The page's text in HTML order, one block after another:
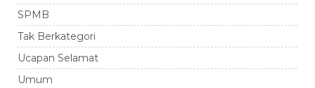
SPMB
Tak Berkategori
Ucapan Selamat
Umum